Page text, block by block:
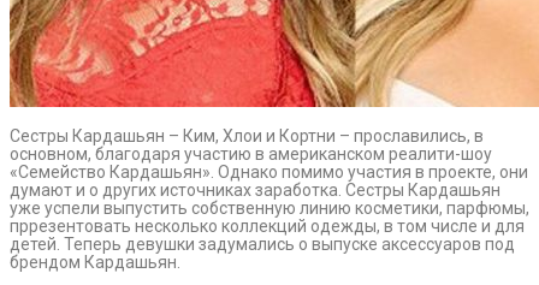
Сестры Кардашьян – Ким, Хлои и Кортни – прославились, в
основном, благодаря участию в американском реалити-шоу
«Семейство Кардашьян». Однако помимо участия в проекте, они
думают и о других источниках заработка. Сестры Кардашьян
уже успели выпустить собственную линию косметики, парфюмы,
пррезентовать несколько коллекций одежды, в том числе и для
детей. Теперь девушки задумались о выпуске аксессуаров под
брендом Кардашьян.